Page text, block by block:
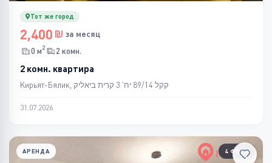
Тот же город
2,400
за месяц
0 м2 2 комн.
2 комн. квартира
Кирьят-Бялик, קקל 89/14 יח' 3 קרית ביאליק
31.07.2026
4 ФОТО
АРЕНДА